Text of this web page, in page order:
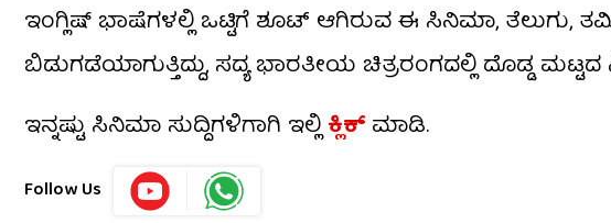
ಇಂಗ್ಲಿಷ್ ಭಾಷೆಗಳಲ್ಲಿ ಒಟ್ಟಿಗೆ ಶೂಟ್ ಆಗಿರುವ ಈ ಸಿನಿಮಾ,
ಬಿಡುಗಡೆಯಾಗುತ್ತಿದ್ದು, ಸದ್ಯ ಭಾರತೀಯ ಚಿತ್ರರಂಗದಲ್ಲಿ ದೊಡ್ಡ ಮಟ್ಟದ
ಇನ್ನಷ್ಟು ಸಿನಿಮಾ ಸುದ್ದಿಗಳಿಗಾಗಿ ಇಲ್ಲಿಕ್ಲಿಕ್​ ಮಾಡಿ.
Follow Us